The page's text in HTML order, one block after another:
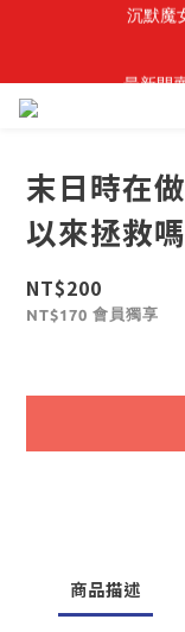
末日時在
以來拯救
NT$200
NT$170 會員獨享
商品描述